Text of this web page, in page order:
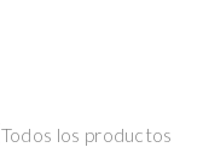
Todos los productos